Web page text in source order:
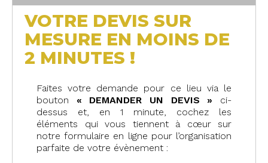
VOTRE DEVIS SUR
MESURE EN MOINS DE
2 MINUTES !
Faites votre demande pour ce lieu via le
bouton « DEMANDER UN DEVIS » ci-
dessus et, en 1 minute, cochez les
éléments qui vous tiennent à cœur sur
notre formulaire en ligne pour l’organisation
parfaite de votre évènement :